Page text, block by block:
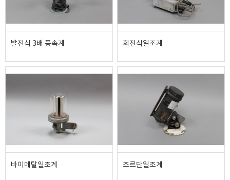
발전식 3배 풍속계 회전식일조계
바이메탈일조계 조르단일조계